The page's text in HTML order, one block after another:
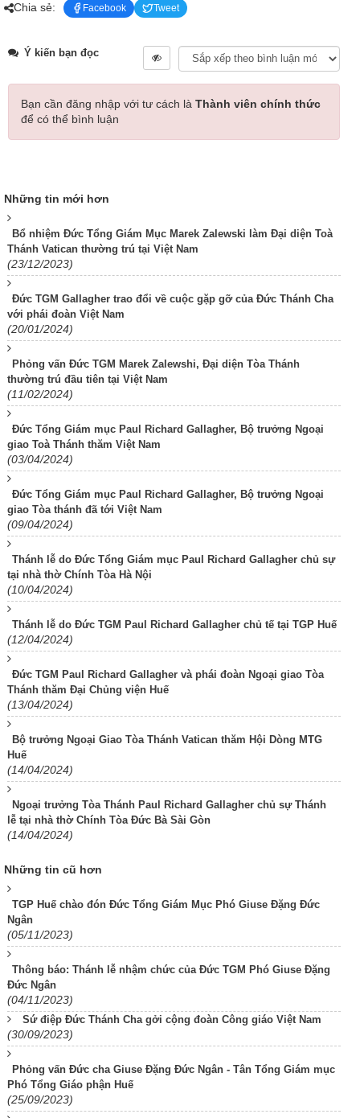
Chia sẻ: Facebook Tweet
Ý kiến bạn đọc
Bạn cần đăng nhập với tư cách là Thành viên chính thức
để có thể bình luận
Những tin mới hơn
Bổ nhiệm Đức Tổng Giám Mục Marek Zalewski làm Đại diện Toà
Thánh Vatican thường trú tại Việt Nam
(23/12/2023)
Đức TGM Gallagher trao đổi về cuộc gặp gỡ của Đức Thánh Cha
với phái đoàn Việt Nam
(20/01/2024)
Phỏng vấn Đức TGM Marek Zalewshi, Đại diện Tòa Thánh
thường trú đầu tiên tại Việt Nam
(11/02/2024)
Đức Tổng Giám mục Paul Richard Gallagher, Bộ trưởng Ngoại
giao Toà Thánh thăm Việt Nam
(03/04/2024)
Đức Tổng Giám mục Paul Richard Gallagher, Bộ trưởng Ngoại
giao Tòa thánh đã tới Việt Nam
(09/04/2024)
Thánh lễ do Đức Tổng Giám mục Paul Richard Gallagher chủ sự
tại nhà thờ Chính Tòa Hà Nội
(10/04/2024)
Thánh lễ do Đức TGM Paul Richard Gallagher chủ tế tại TGP Huế
(12/04/2024)
Đức TGM Paul Richard Gallagher và phái đoàn Ngoại giao Tòa
Thánh thăm Đại Chủng viện Huế
(13/04/2024)
Bộ trưởng Ngoại Giao Tòa Thánh Vatican thăm Hội Dòng MTG
Huế
(14/04/2024)
Ngoại trưởng Tòa Thánh Paul Richard Gallagher chủ sự Thánh
lễ tại nhà thờ Chính Tòa Đức Bà Sài Gòn
(14/04/2024)
Những tin cũ hơn
TGP Huế chào đón Đức Tổng Giám Mục Phó Giuse Đặng Đức
Ngân
(05/11/2023)
Thông báo: Thánh lễ nhậm chức của Đức TGM Phó Giuse Đặng
Đức Ngân
(04/11/2023)
Sứ điệp Đức Thánh Cha gởi cộng đoàn Công giáo Việt Nam
(30/09/2023)
Phỏng vấn Đức cha Giuse Đặng Đức Ngân - Tân Tổng Giám mục
Phó Tổng Giáo phận Huế
(25/09/2023)